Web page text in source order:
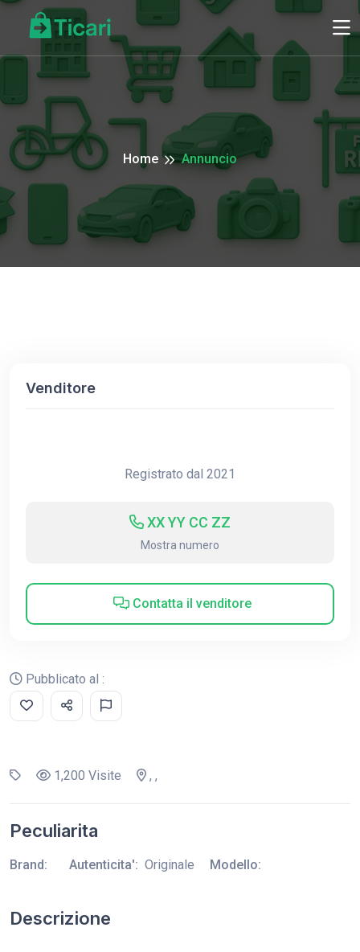
Home Annuncio
Venditore
Registrato dal 2021
XX YY CC ZZ
Mostra numero
Contatta il venditore
Pubblicato al :
1,200 Visite , ,
Peculiarita
Brand: Autenticita': Originale Modello:
Descrizione